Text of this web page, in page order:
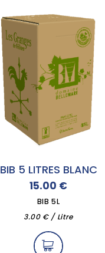
BIB 5 LITRES BLANC
15.00 €
BIB 5L
3.00 € / Litre